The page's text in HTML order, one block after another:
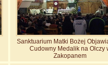
Sanktuarium Matki Bożej
Cudowny Medalik na Olczy
Zakopanem